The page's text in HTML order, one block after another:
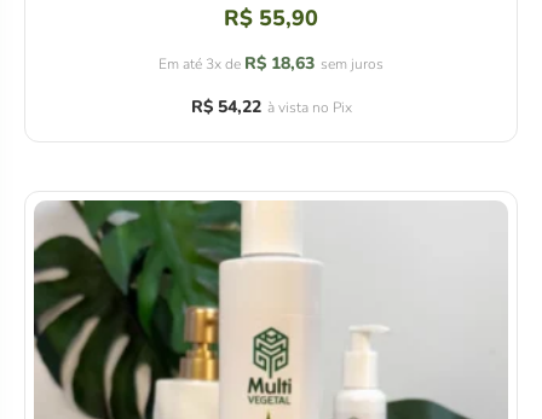
Avaliação
4.94
R$ 55,90
Em até 3x de R$ 18,63 sem juros
R$54,22 à vista no Pix